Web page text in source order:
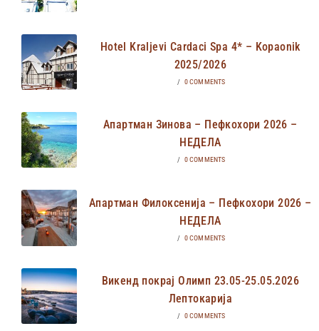
Hotel Kraljevi Cardaci Spa 4* – Kopaonik
2025/2026
/ 0 COMMENTS
Апартман Зинова – Пефкохори 2026 –
НЕДЕЛА
/ 0 COMMENTS
Апартман Филоксенија – Пефкохори 2026 –
НЕДЕЛА
/ 0 COMMENTS
Викенд покрај Олимп 23.05-25.05.2026
Лептокарија
/ 0 COMMENTS